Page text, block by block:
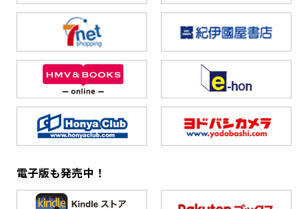
電子版も発売中！